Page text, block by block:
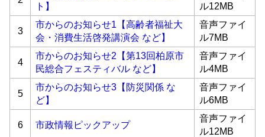
ト】
ル12MB
3
市からのお知らせ1【高齢者福祉大
会・消費生活啓発講演会 など】
音声ファイ
ル7MB
4
市からのお知らせ2【第13回柏原市
民総合フェスティバル など】
音声ファイ
ル4MB
5
市からのお知らせ3【防災関係 な
ど】
音声ファイ
ル6MB
6 市政情報ピックアップ
音声ファイ
ル12MB